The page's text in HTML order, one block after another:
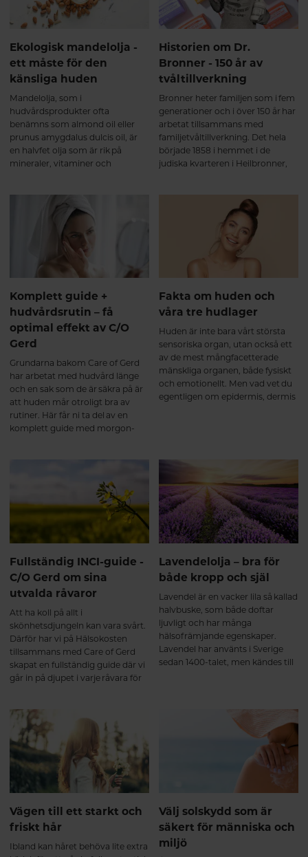
Ekologisk mandelolja -
ett måste för den
känsliga huden
Mandelolja, som i
hudvårdsprodukter ofta
benämns som almond oil eller
prunus amygdalus dulcis oil, är
en halvfet olja som är rik på
mineraler, vitaminer och
sötmandel och bittermandel. I
skönhetsprodukter är det
framför allt sötmandelolja som
Historien om Dr.
Bronner - 150 år av
tvåltillverkning
Bronner heter familjen som i fem
generationer och i över 150 år har
arbetat tillsammans med
familjetvåltillverkning. Det hela
började 1858 i hemmet i de
judiska kvarteren i Heilbronner,
Komplett guide +
hudvårdsrutin – få
optimal effekt av C/O
Gerd
Grundarna bakom Care of Gerd
har arbetat med hudvård länge
och en sak som de är säkra på är
att huden mår otroligt bra av
rutiner. Här får ni ta del av en
komplett guide med morgon-
göra skillnad för din hudvitalitet.
Fakta om huden och
våra tre hudlager
Huden är inte bara vårt största
sensoriska organ, utan också ett
av de mest mångfacetterade
mänskliga organen, både fysiskt
och emotionellt. Men vad vet du
egentligen om epidermis, dermis
Fullständig INCI-guide -
C/O Gerd om sina
utvalda råvaror
Att ha koll på allt i
skönhetsdjungeln kan vara svårt.
Därför har vi på Hälsokosten
tillsammans med Care of Gerd
skapat en fullständig guide där vi
går in på djupet i varje råvara för
valt att använda just dem i sina
produkter.
Lavendelolja – bra för
både kropp och själ
Lavendel är en vacker lila så kallad
halvbuske, som både doftar
ljuvligt och har många
hälsofrämjande egenskaper.
Lavendel har använts i Sverige
sedan 1400-talet, men kändes till
Vägen till ett starkt och
friskt hår
Ibland kan håret behöva lite extra
Välj solskydd som är
säkert för människa och
miljö